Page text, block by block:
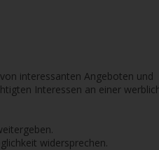
interessanten Angeboten und
Interessen an einer
widersprechen.